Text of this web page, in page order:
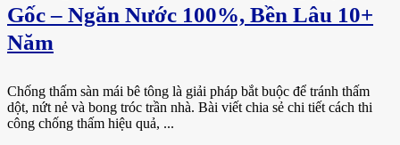
Gốc – Ngăn Nước 100%, Bền Lâu 10+
Năm
Chống thấm sàn mái bê tông là giải pháp bắt buộc để tránh thấm
dột, nứt nẻ và bong tróc trần nhà. Bài viết chia sẻ chi tiết cách thi
công chống thấm hiệu quả, ...